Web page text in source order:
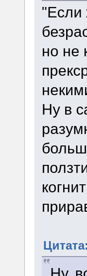
"Если
но не
Ну в